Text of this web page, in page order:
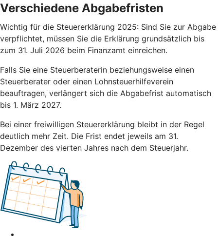
Verschiedene Abgabefristen
Wichtig für die Steuererklärung 2025: Sind Sie zur Abgabe
verpflichtet, müssen Sie die Erklärung grundsätzlich bis
zum 31. Juli 2026 beim Finanzamt einreichen.
Falls Sie eine Steuerberaterin beziehungsweise einen
Steuerberater oder einen Lohnsteuerhilfeverein
beauftragen, verlängert sich die Abgabefrist automatisch
bis 1. März 2027.
Bei einer freiwilligen Steuererklärung bleibt in der Regel
deutlich mehr Zeit. Die Frist endet jeweils am 31.
Dezember des vierten Jahres nach dem Steuerjahr.